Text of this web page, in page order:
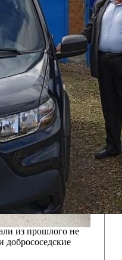
из прошлого не
добрососедские